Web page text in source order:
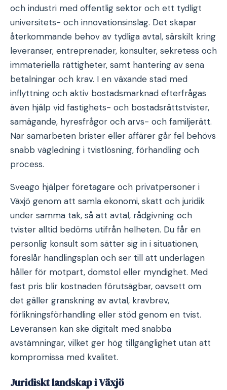
och industri med offentlig sektor och ett tydligt
universitets- och innovationsinslag. Det skapar
återkommande behov av tydliga avtal, särskilt kring
leveranser, entreprenader, konsulter, sekretess och
immateriella rättigheter, samt hantering av sena
betalningar och krav. I en växande stad med
inflyttning och aktiv bostadsmarknad efterfrågas
även hjälp vid fastighets- och bostadsrättstvister,
samägande, hyresfrågor och arvs- och familjerätt.
När samarbeten brister eller affärer går fel behövs
snabb vägledning i tvistlösning, förhandling och
process.
Sveago hjälper företagare och privatpersoner i
Växjö genom att samla ekonomi, skatt och juridik
under samma tak, så att avtal, rådgivning och
tvister alltid bedöms utifrån helheten. Du får en
personlig konsult som sätter sig in i situationen,
föreslår handlingsplan och ser till att underlagen
håller för motpart, domstol eller myndighet. Med
fast pris blir kostnaden förutsägbar, oavsett om
det gäller granskning av avtal, kravbrev,
förlikningsförhandling eller stöd genom en tvist.
Leveransen kan ske digitalt med snabba
avstämningar, vilket ger hög tillgänglighet utan att
kompromissa med kvalitet.
Juridiskt landskap i Växjö